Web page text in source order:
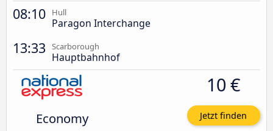
08:10 Hull
Paragon Interchange
13:33 Scarborough
Hauptbahnhof
Economy
10 €
Jetzt finden